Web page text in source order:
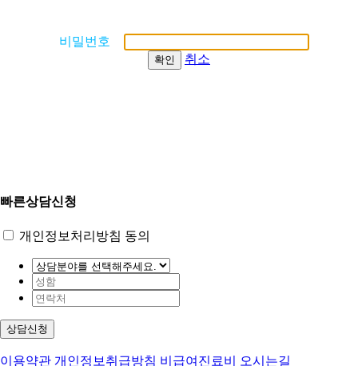
비밀번호
확인 취소
빠른상담신청
개인정보처리방침 동의
상담신청
이용약관 개인정보취급방침 비급여진료비 오시는길